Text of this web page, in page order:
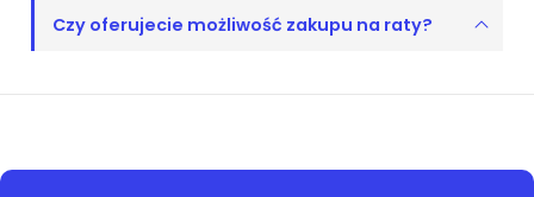
Czy oferujecie możliwość zakupu na raty?